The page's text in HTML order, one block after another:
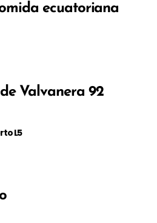
ecuatoriana
Valvanera 92
L5